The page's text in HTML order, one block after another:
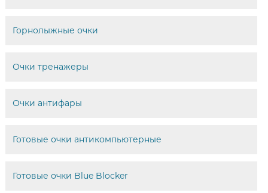
Горнолыжные очки
Очки тренажеры
Очки антифары
Готовые очки антикомпьютерные
Готовые очки Blue Blocker